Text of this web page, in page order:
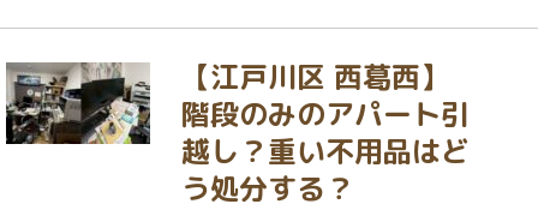
【江戸川区 西葛西】
階段のみのアパート引
越し？重い不用品はど
う処分する？